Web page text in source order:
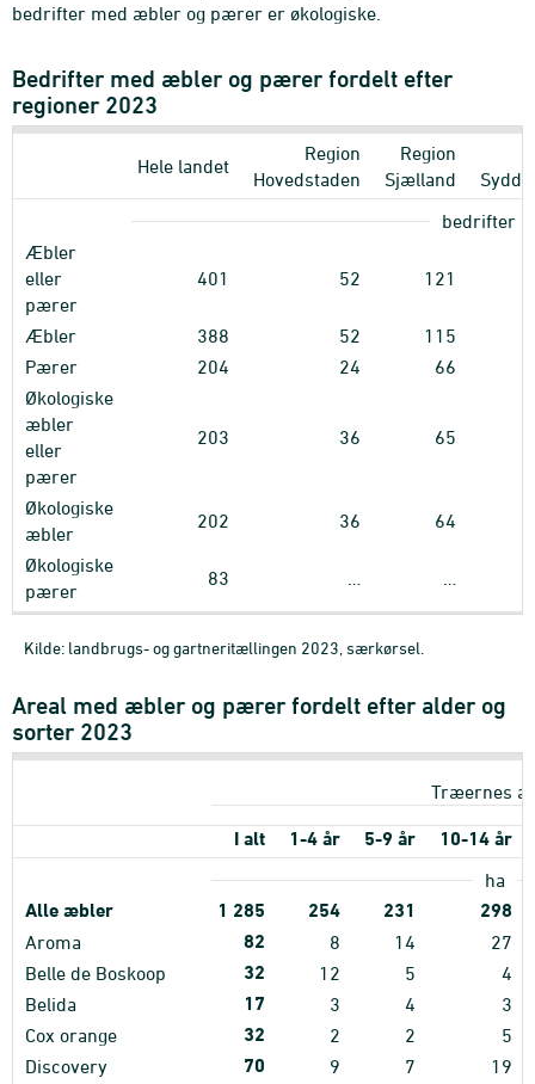
bedrifter med æbler og pærer er økologiske.
Bedrifter med æbler og pærer fordelt efter
regioner 2023
Hele landet
Region
Hovedstaden
Region
Sjælland
bedrifter
Æbler
eller
pærer
401 52 121
Æbler 388 52
115
Pærer
204 24
66
Økologiske
æbler
eller
pærer
203 36 65
Økologiske
æbler
202 36 64
Økologiske
pærer
83
Kilde: landbrugs- og gartneritællingen 2023, særkørsel.
Areal med æbler og pærer fordelt efter alder og
sorter 2023
Træernes
I alt 1-4 år 5-9 år 10-14 år
ha
Alle æbler 1 285 254 231 298
Aroma 82 8 14
27
Belle de Boskoop
32 12 5
4
Belida
17 3 4
3
Cox orange
32 2 2
5
Discovery
70 9 7 19